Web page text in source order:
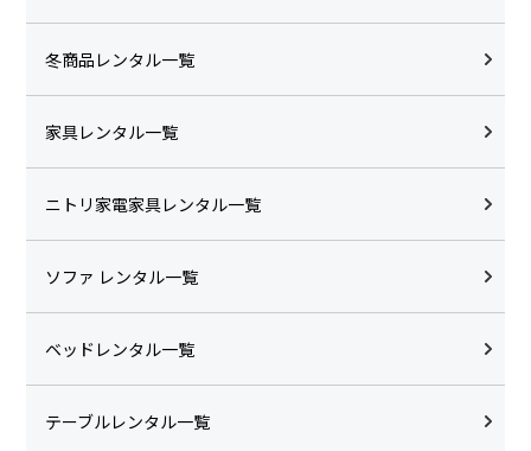
冬商品レンタル一覧
家具レンタル一覧
ニトリ家電家具レンタル一覧
ソファ レンタル一覧
ベッドレンタル一覧
テーブルレンタル一覧